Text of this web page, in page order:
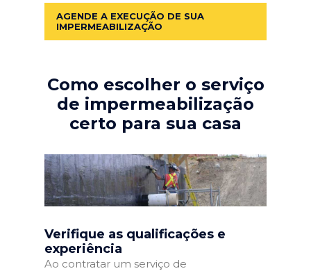
AGENDE A EXECUÇÃO DE SUA
IMPERMEABILIZAÇÃO
Como escolher o serviço
de impermeabilização
certo para sua casa
Verifique as qualificações e
experiência
Ao contratar um serviço de